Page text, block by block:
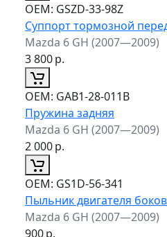
ОЕМ: GSZD-33-98Z
Суппорт тормозной
Mazda 6 GH (2007—2009)
3 800р.
ОЕМ: GAB1-28-011B
Пружина задняя
Mazda 6 GH (2007—2009)
2 000р.
ОЕМ: GS1D-56-341
Пыльник двигателя
Mazda 6 GH (2007—2009)
900р.